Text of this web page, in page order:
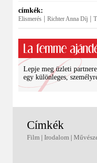
címkék:
Elismerés Richter Anna Díj
Lepje meg üzleti
egy különleges,
Címkék
Film | Irodalom |